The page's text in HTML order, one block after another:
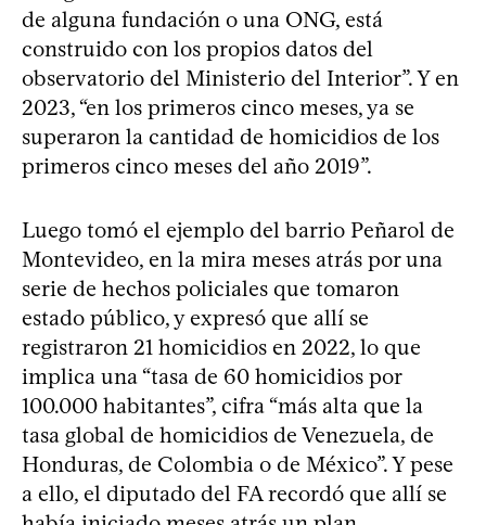
de alguna fundación o una ONG, está
construido con los propios datos del
observatorio del Ministerio del Interior”. Y en
2023, “en los primeros cinco meses, ya se
superaron la cantidad de homicidios de los
primeros cinco meses del año 2019”.
Luego tomó el ejemplo del barrio Peñarol de
Montevideo, en la mira meses atrás por una
serie de hechos policiales que tomaron
estado público, y expresó que allí se
registraron 21 homicidios en 2022, lo que
implica una “tasa de 60 homicidios por
100.000 habitantes”, cifra “más alta que la
tasa global de homicidios de Venezuela, de
Honduras, de Colombia o de México”. Y pese
a ello, el diputado del FA recordó que allí se